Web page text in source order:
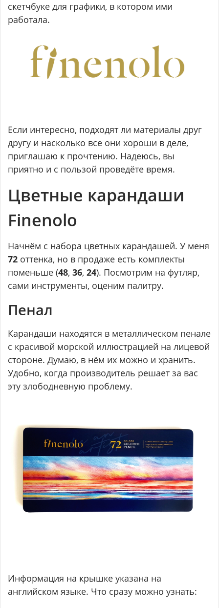
скетчбуке для графики, в котором ими
работала.
Если интересно, подходят ли материалы друг
другу и насколько все они хороши в деле,
приглашаю к прочтению. Надеюсь, вы
приятно и с пользой проведёте время.
Цветные карандаши
Finenolo
Начнём с набора цветных карандашей. У меня
72 оттенка, но в продаже есть комплекты
поменьше (48,36,24). Посмотрим на футляр,
сами инструменты, оценим палитру.
Пенал
Карандаши находятся в металлическом пенале
с красивой морской иллюстрацией на лицевой
стороне. Думаю, в нём их можно и хранить.
Удобно, когда производитель решает за вас
эту злободневную проблему.
Информация на крышке указана на
английском языке. Что сразу можно узнать: